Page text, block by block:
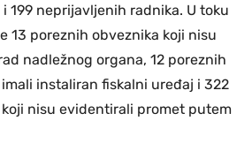
199 neprijavljenih radnika. U toku
13 poreznih obveznika koji nisu
nadležnog organa, 12 poreznih
instaliran fiskalni uređaj i 322
nisu evidentirali promet putem